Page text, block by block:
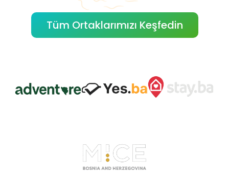
Tüm Ortaklarımızı Keşfedin